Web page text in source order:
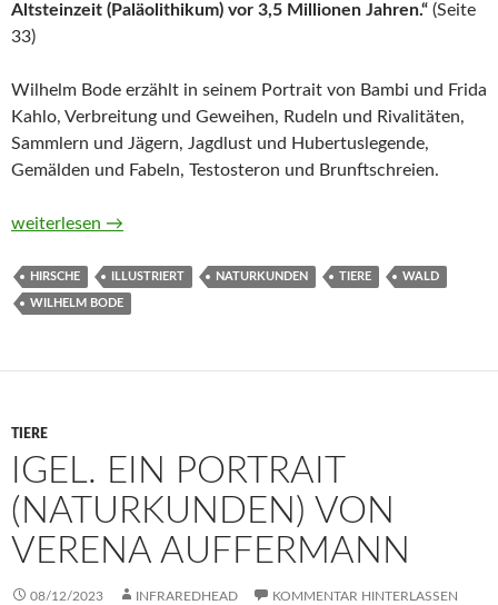
Altsteinzeit (Paläolithikum) vor 3,5 Millionen Jahren.“ (Seite
33)
Wilhelm Bode erzählt in seinem Portrait von Bambi und Frida
Kahlo, Verbreitung und Geweihen, Rudeln und Rivalitäten,
Sammlern und Jägern, Jagdlust und Hubertuslegende,
Gemälden und Fabeln, Testosteron und Brunftschreien.
Hirsche. Ein Portrait (Naturkunden) von Wilhelm Bode
weiterlesen →
HIRSCHE ILLUSTRIERT NATURKUNDEN TIERE WALD
WILHELM BODE
TIERE
IGEL. EIN PORTRAIT
(NATURKUNDEN) VON
VERENA AUFFERMANN
08/12/2023 INFRAREDHEAD KOMMENTAR HINTERLASSEN